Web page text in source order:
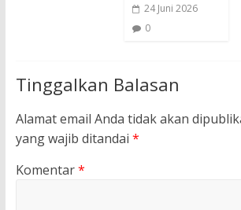
24 Juni 2026
0
Tinggalkan Balasan
Alamat email Anda tidak akan
yang wajib ditandai *
Komentar*